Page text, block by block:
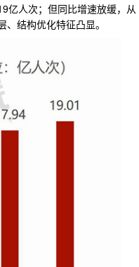
亿人次；但同比增速放缓，从
结构优化特征凸显。